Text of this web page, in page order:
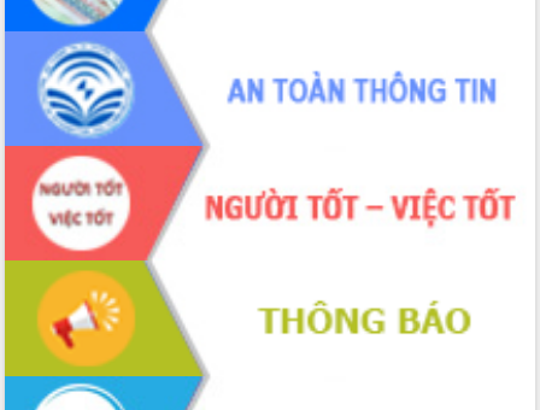
Quyết liệt cải cách hành chính, khơi
thông nguồn lực phát triển
Nâng cao hiệu lực, hiệu quả HĐND
tỉnh thông qua hiện đại hóa hành chính
Xã Ea Phê gắn cải cách hành chính với
chuyển đổi số
Phó Chủ tịch Thường trực UBND tỉnh
Hồ Thị Nguyên Thảo làm việc tại Trung
tâm Phục vụ hành chính công xã Ea
Xây dựng nền hành chính số đồng
hành cùng nông dân dân, doanh nghiệp
Giai đoạn 2026-2030, Đắk Lắk phấn
đấu có 77% xã đạt chuẩn nông thôn